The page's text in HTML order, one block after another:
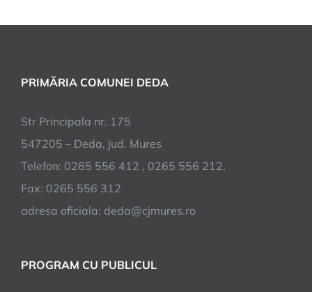
PRIMĂRIA COMUNEI DEDA
Str Principala nr. 175
547205 – Deda, jud. Mures
Telefon: 0265 556 412 , 0265 556 212,
Fax: 0265 556 312
adresa oficiala: deda@cjmures.ro
PROGRAM CU PUBLICUL